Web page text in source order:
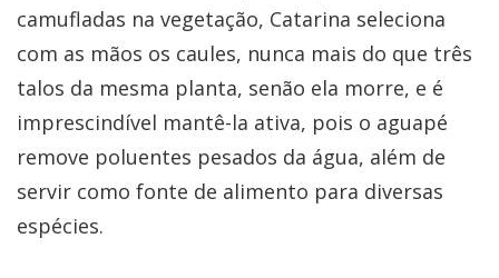
camufladas na vegetação, Catarina seleciona
com as mãos os caules, nunca mais do que três
talos da mesma planta, senão ela morre, e é
imprescindível mantê-la ativa, pois o aguapé
remove poluentes pesados da água, além de
servir como fonte de alimento para diversas
espécies.